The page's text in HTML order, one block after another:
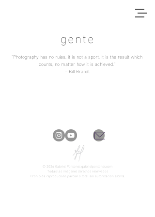
gente
“Photography has no rules, it is not a sport. It is the result which
counts, no matter how it is achieved.”
– Bill Brandt
© 2026 Gabriel Pontones gabrielpontones.com
Todas las imágenes derechos reservados
Prohibida reproducción parcial o total sin
autorización escrita.